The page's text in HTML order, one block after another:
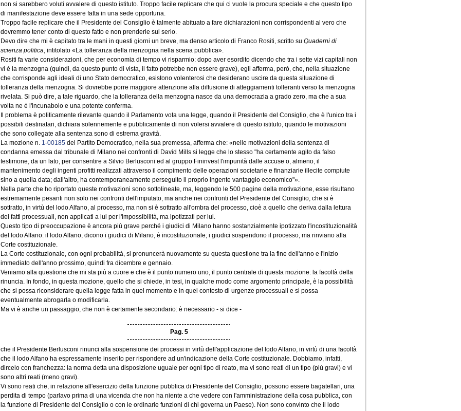
non si sarebbero voluti avvalere di questo istituto. Troppo facile replicare che qui ci vuole la procura speciale e che questo tipo
di manifestazione deve essere fatta in una sede opportuna.
Troppo facile replicare che il Presidente del Consiglio è talmente abituato a fare dichiarazioni non corrispondenti al vero che
dovremmo tener conto di questo fatto e non prenderle sul serio.
Devo dire che mi è capitato tra le mani in questi giorni un breve, ma denso articolo di Franco Rositi, scritto su Quaderni di
scienza politica, intitolato «La tolleranza della menzogna nella scena pubblica».
Rositi fa varie considerazioni, che per economia di tempo vi risparmio: dopo aver esordito dicendo che tra i sette vizi capitali non
vi è la menzogna (quindi, da questo punto di vista, il fatto potrebbe non essere grave), egli afferma, però, che, nella situazione
che corrisponde agli ideali di uno Stato democratico, esistono volenterosi che desiderano uscire da questa situazione di
tolleranza della menzogna. Si dovrebbe porre maggiore attenzione alla diffusione di atteggiamenti tolleranti verso la menzogna
rivelata. Si può dire, a tale riguardo, che la tolleranza della menzogna nasce da una democrazia a grado zero, ma che a sua
volta ne è l'incunabolo e una potente conferma.
Il problema è politicamente rilevante quando il Parlamento vota una legge, quando il Presidente del Consiglio, che è l'unico tra i
possibili destinatari, dichiara solennemente e pubblicamente di non volersi avvalere di questo istituto, quando le motivazioni
che sono collegate alla sentenza sono di estrema gravità.
La mozione n. 1-00185 del Partito Democratico, nella sua premessa, afferma che: «nelle motivazioni della sentenza di
condanna emessa dal tribunale di Milano nei confronti di David Mills si legge che lo stesso "ha certamente agito da falso
testimone, da un lato, per consentire a Silvio Berlusconi ed al gruppo Fininvest l'impunità dalle accuse o, almeno, il
mantenimento degli ingenti profitti realizzati attraverso il compimento delle operazioni societarie e finanziarie illecite compiute
sino a quella data; dall'altro, ha contemporaneamente perseguito il proprio ingente vantaggio economico"».
Nella parte che ho riportato queste motivazioni sono sottolineate, ma, leggendo le 500 pagine della motivazione, esse risultano
estremamente pesanti non solo nei confronti dell'imputato, ma anche nei confronti del Presidente del Consiglio, che si è
sottratto, in virtù del lodo Alfano, al processo, ma non si è sottratto all'ombra del processo, cioè a quello che deriva dalla lettura
dei fatti processuali, non applicati a lui per l'impossibilità, ma ipotizzati per lui.
Questo tipo di preoccupazione è ancora più grave perché i giudici di Milano hanno sostanzialmente ipotizzato l'incostituzionalità
del lodo Alfano: il lodo Alfano, dicono i giudici di Milano, è incostituzionale; i giudici sospendono il processo, ma rinviano alla
Corte costituzionale.
La Corte costituzionale, con ogni probabilità, si pronuncerà nuovamente su questa questione tra la fine dell'anno e l'inizio
immediato dell'anno prossimo, quindi fra dicembre e gennaio.
Veniamo alla questione che mi sta più a cuore e che è il punto numero uno, il punto centrale di questa mozione: la facoltà della
rinuncia. In fondo, in questa mozione, quello che si chiede, in tesi, in qualche modo come argomento principale, è la possibilità
che si possa riconsiderare quella legge fatta in quel momento e in quel contesto di urgenze processuali e si possa
eventualmente abrogarla o modificarla.
Ma vi è anche un passaggio, che non è certamente secondario: è necessario - si dice -
Pag. 5
che il Presidente Berlusconi rinunci alla sospensione dei processi in virtù dell'applicazione del lodo Alfano, in virtù di una facoltà
che il lodo Alfano ha espressamente inserito per rispondere ad un'indicazione della Corte costituzionale. Dobbiamo, infatti,
dircelo con franchezza: la norma detta una disposizione uguale per ogni tipo di reato, ma vi sono reati di un tipo (più gravi) e vi
sono altri reati (meno gravi).
Vi sono reati che, in relazione all'esercizio della funzione pubblica di Presidente del Consiglio, possono essere bagatellari, una
perdita di tempo (parlavo prima di una vicenda che non ha niente a che vedere con l'amministrazione della cosa pubblica, con
la funzione di Presidente del Consiglio o con le ordinarie funzioni di chi governa un Paese). Non sono convinto che il lodo